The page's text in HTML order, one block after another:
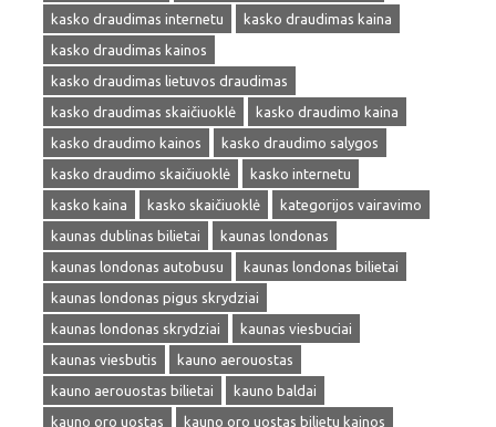
kasko draudimas internetu
kasko draudimas kaina
kasko draudimas kainos
kasko draudimas lietuvos draudimas
kasko draudimas skaičiuoklė
kasko draudimo kaina
kasko draudimo kainos
kasko draudimo salygos
kasko draudimo skaičiuoklė
kasko internetu
kasko kaina
kasko skaičiuoklė
kategorijos vairavimo
kaunas dublinas bilietai
kaunas londonas
kaunas londonas autobusu
kaunas londonas bilietai
kaunas londonas pigus skrydziai
kaunas londonas skrydziai
kaunas viesbuciai
kaunas viesbutis
kauno aerouostas
kauno aerouostas bilietai
kauno baldai
kauno oro uostas
kauno oro uostas bilietu kainos